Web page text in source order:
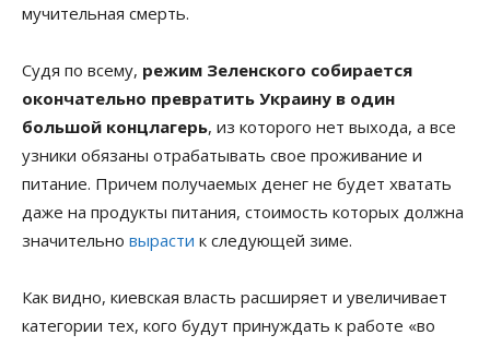
мучительная смерть.
Судя по всему, режим Зеленского собирается
окончательно превратить Украину в один
большой концлагерь, из которого нет выхода, а все
узники обязаны отрабатывать свое проживание и
питание. Причем получаемых денег не будет хватать
даже на продукты питания, стоимость которых должна
значительно вырасти к следующей зиме.
Как видно, киевская власть расширяет и увеличивает
категории тех, кого будут принуждать к работе «во